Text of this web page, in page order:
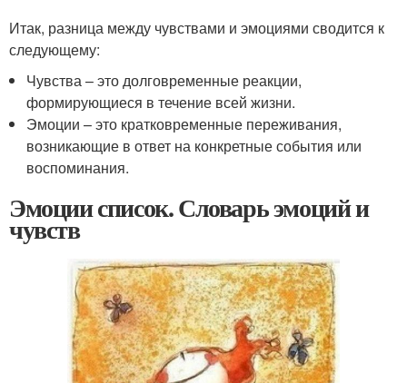
Итак, разница между чувствами и эмоциями сводится к
следующему:
Чувства – это долговременные реакции,
формирующиеся в течение всей жизни.
Эмоции – это кратковременные переживания,
возникающие в ответ на конкретные события или
воспоминания.
Эмоции список. Словарь эмоций и
чувств